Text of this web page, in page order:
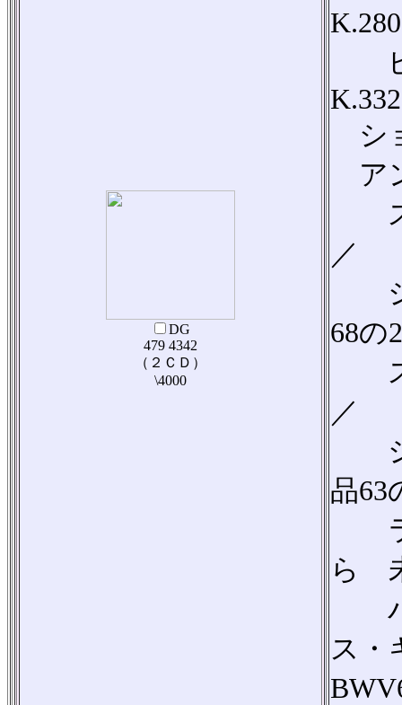
DG
479 4342
（２ＣＤ）
\4000
ピ
シ
ア
ス
／
シ
68の
ス
／
シ
品63
ラ
ら
バ
ス・